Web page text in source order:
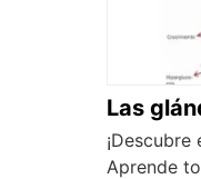
Las
Aprende